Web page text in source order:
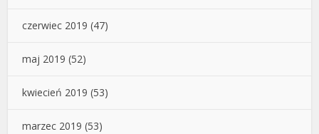
czerwiec 2019 (47)
maj 2019 (52)
kwiecień 2019 (53)
marzec 2019 (53)